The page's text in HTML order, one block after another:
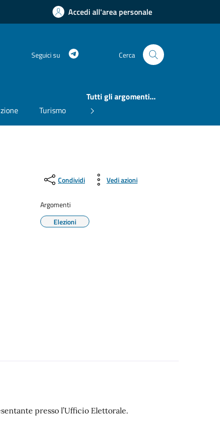
Accedi all'area personale
Seguici su Cerca
Turismo
Tutti gli argomenti...
Condividi Vedi azioni
Argomenti
Elezioni
presso l’Ufficio Elettorale.